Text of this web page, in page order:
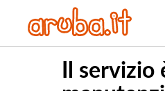
Il servizio